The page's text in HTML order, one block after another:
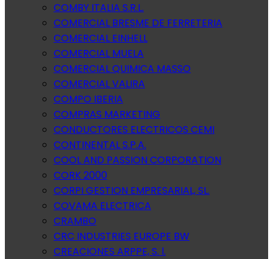
COMBY ITALIA S.R.L.
COMERCIAL BRESME DE FERRETERIA
COMERCIAL EINHELL
COMERCIAL MUELA
COMERCIAL QUIMICA MASSO
COMERCIAL VALIRA
COMPO IBERIA
COMPRAS MARKETING
CONDUCTORES ELECTRICOS CEMI
CONTINENTAL S.P.A.
COOL AND PASSION CORPORATION
CORK 2000
CORPI GESTION EMPRESARIAL, SL.
COVAMA ELECTRICA
CRAMBO
CRC INDUSTRIES EUROPE BW
CREACIONES ARPPE, S. l.